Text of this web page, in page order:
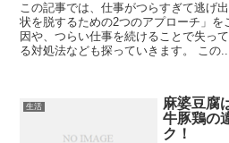
この記事では、仕事がつらすぎて逃げ
状を脱するための2つのアプローチ」
因や、つらい仕事を続けることで失っ
る対処法なども探っていきます。 この
生活
麻婆豆腐
牛豚鶏の
ク！